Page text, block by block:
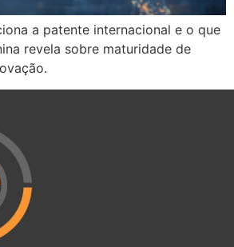
a patente internacional e o que
revela sobre maturidade de